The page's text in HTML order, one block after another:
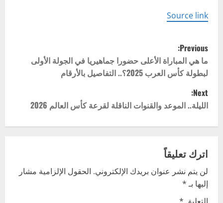
Source link
P
o
s
t
n
a
v
i
Previous:
ما هي المباراة الأعلى حضورا جماهيريا في الجولة الأولى
لبطولة كأس العرب 2025؟.. التفاصيل بالأرقام
Next:
الليلة.. الموعد والقنوات الناقلة لقرعة كأس العالم 2026
اترك تعليقاً
لن يتم نشر عنوان بريدك الإلكتروني. الحقول الإلزامية مشار
إليها بـ*